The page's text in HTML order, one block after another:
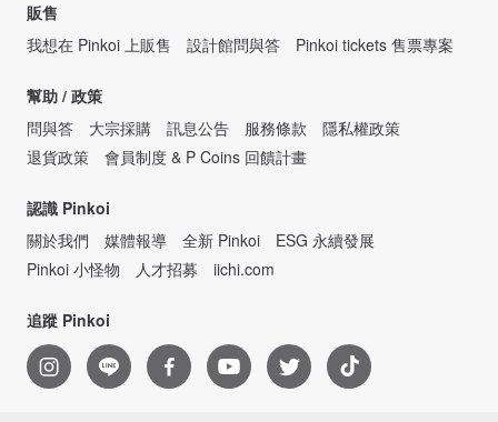
販售
我想在 Pinkoi 上販售
設計館問與答 Pinkoi tickets 售票專案
幫助 / 政策
問與答
大宗採購 訊息公告 服務條款
隱私權政策
退貨政策
會員制度 & P Coins 回饋計畫
認識 Pinkoi
關於我們
媒體報導 全新 Pinkoi
ESG 永續發展
Pinkoi 小怪物
人才招募 iichi.com
追蹤 Pinkoi